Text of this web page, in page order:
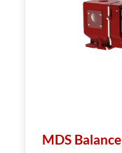
MDS Balance